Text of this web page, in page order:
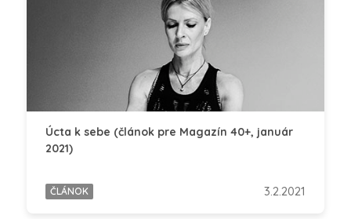
Úcta k sebe (článok pre Magazín 40+, január
2021)
ČLÁNOK 3.2.2021